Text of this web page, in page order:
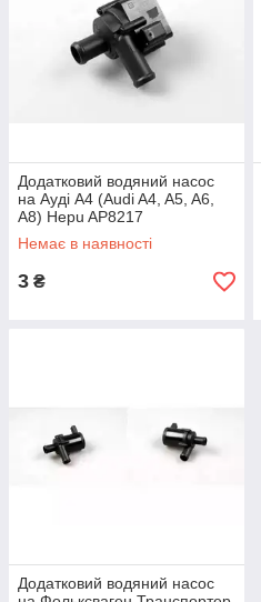
Додатковий водяний насос
на Ауді A4 (Audi A4, A5, A6,
A8) Hepu AP8217
Немає в наявності
3 ₴
Додатковий водяний насос